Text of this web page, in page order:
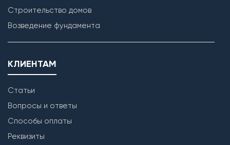
Строительство домов
Возведение фундамента
КЛИЕНТАМ
Статьи
Вопросы и ответы
Способы оплаты
Реквизиты